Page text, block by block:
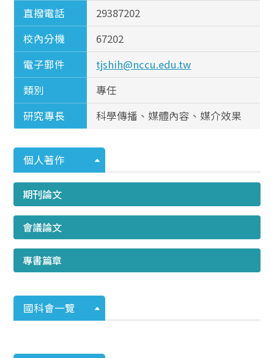
直撥電話
29387202
校內分機
67202
電子郵件
tjshih@nccu.edu.tw
類別
專任
研究專長
科學傳播、媒體內容、媒介效果
個人著作
期刊論文
會議論文
專書篇章
國科會一覽